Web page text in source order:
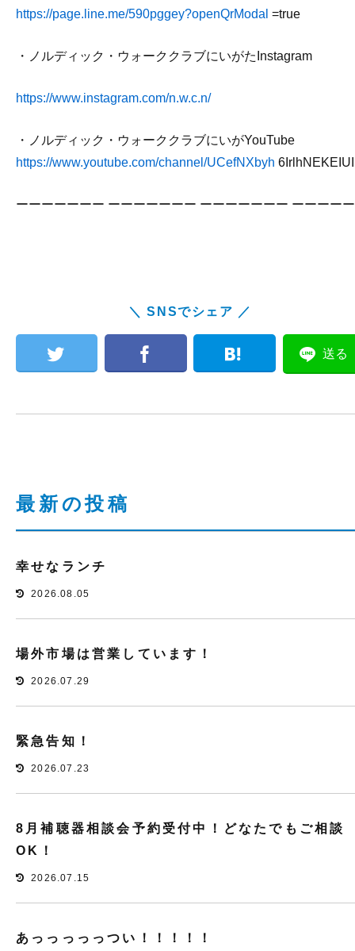
https://page.line.me/590pggey?openQrModal =true
・ノルディック・ウォーククラブにいがたInstagram
https://www.instagram.com/n.w.c.n/
・ノルディック・ウォーククラブにいがYouTube
https://www.youtube.com/channel/UCefNXbyh
ーーーーーーー ーーーーーーー ーーーーーーー ーーーーー
＼ SNSでシェア ／
送る
最新の投稿
幸せなランチ
2026.08.05
場外市場は営業しています！
2026.07.29
緊急告知！
2026.07.23
8月補聴器相談会予約受付中！どなたでもご相談
OK！
2026.07.15
あっっっっっつい！！！！！